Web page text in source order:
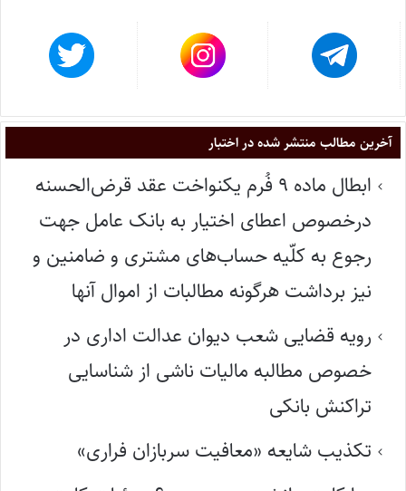
آخرین مطالب منتشر شده در اختبار
ابطال ماده ۹ فُرم یکنواخت عقد قرض‌الحسنه
درخصوص اعطای اختیار به بانک عامل جهت
رجوع به کلّیه حساب‌های مشتری و ضامنین و
نیز برداشت هرگونه مطالبات از اموال آنها
رویه قضایی شعب دیوان عدالت اداری در
خصوص مطالبه مالیات ناشی از شناسایی
تراکنش بانکی
تکذیب شایعه «معافیت سربازان فراری»